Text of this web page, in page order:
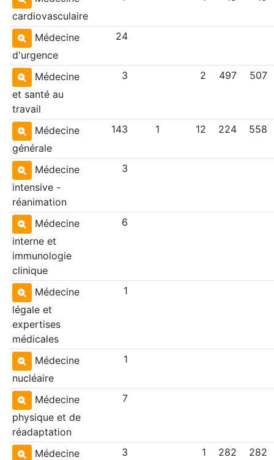
cardiovasculaire
Médecine
d'urgence
24
Médecine
et santé au
travail
3 2 497 507
Médecine
générale
143 1 12 224 558
Médecine
intensive -
réanimation
3
Médecine
interne et
immunologie
clinique
6
Médecine
légale et
expertises
médicales
1
Médecine
nucléaire
1
Médecine
physique et de
réadaptation
7
Médecine
3 1 282 282